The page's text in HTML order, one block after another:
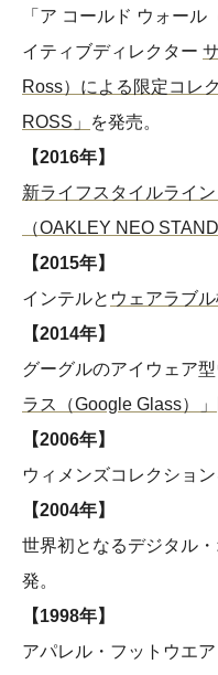
「ア コールド ウォー
イティブディレクター
Ross）による限定コレ
ROSS」
を発売。
【2016年】
新ライフスタイルライ
（OAKLEY NEO
【2015年】
インテルと ウェアラブ
【2014年】
グーグルのアイウェア
ラス（Google Glass）」
【2006年】
ウィメンズコレクション
【2004年】
世界初となるデジタル
発。
【1998年】
アパレル・フットウエ